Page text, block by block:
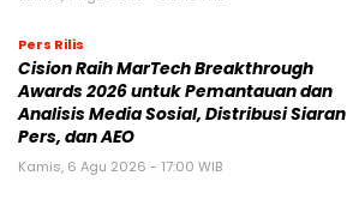
Pers Rilis
Cision Raih MarTech Breakthrough
Awards 2026 untuk Pemantauan dan
Analisis Media Sosial, Distribusi Siaran
Pers, dan AEO
Kamis, 6 Agu 2026 - 17:00 WIB